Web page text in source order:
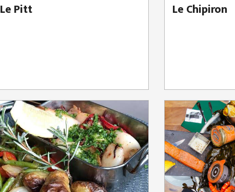
Le Pitt Le Chipiron